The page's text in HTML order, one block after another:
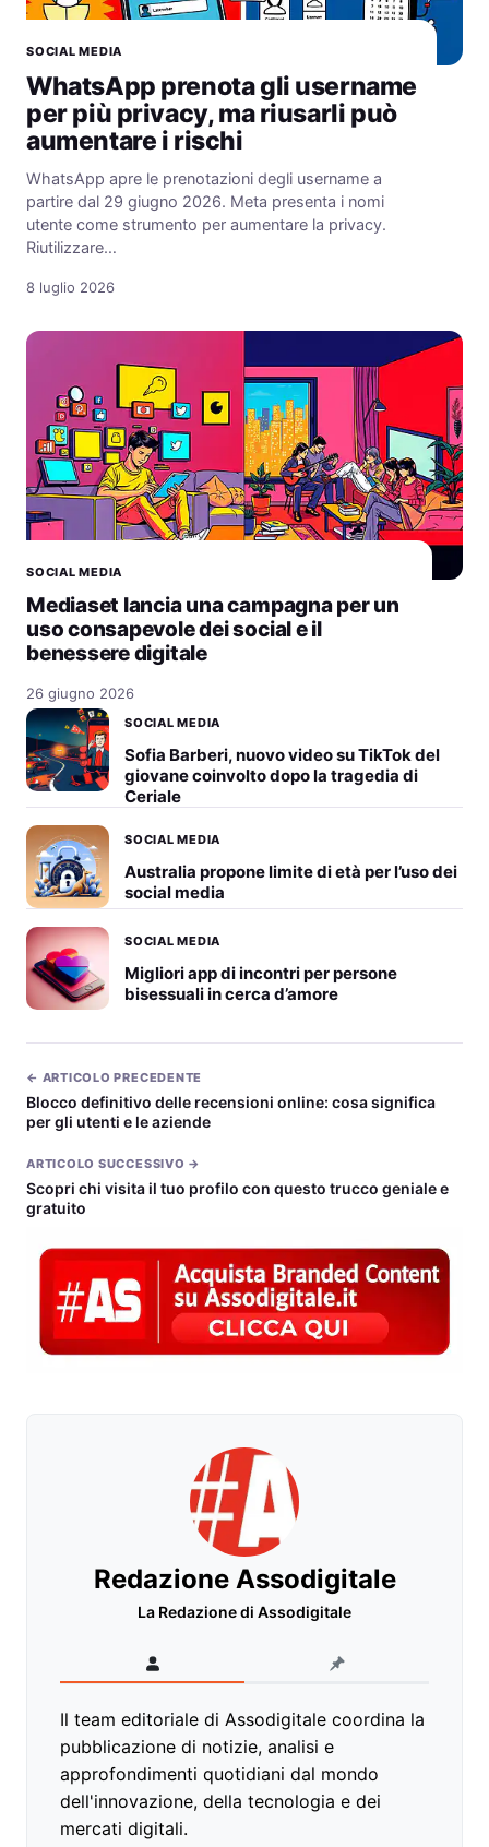
SOCIAL MEDIA
WhatsApp prenota gli username
per più privacy, ma riusarli può
aumentare i rischi
WhatsApp apre le prenotazioni degli username a
partire dal 29 giugno 2026. Meta presenta i nomi
utente come strumento per aumentare la privacy.
Riutilizzare…
8 luglio 2026
SOCIAL MEDIA
Mediaset lancia una campagna per un
uso consapevole dei social e il
benessere digitale
26 giugno 2026
SOCIAL MEDIA
Sofia Barberi, nuovo video su TikTok del
giovane coinvolto dopo la tragedia di
Ceriale
SOCIAL MEDIA
Australia propone limite di età per l’uso dei
social media
SOCIAL MEDIA
Migliori app di incontri per persone
bisessuali in cerca d’amore
← ARTICOLO PRECEDENTE
Blocco definitivo delle recensioni online: cosa significa
per gli utenti e le aziende
ARTICOLO SUCCESSIVO →
Scopri chi visita il tuo profilo con questo trucco geniale e
gratuito
Redazione Assodigitale
La Redazione di Assodigitale
Il team editoriale di Assodigitale coordina la
pubblicazione di notizie, analisi e
approfondimenti quotidiani dal mondo
dell'innovazione, della tecnologia e dei
mercati digitali.